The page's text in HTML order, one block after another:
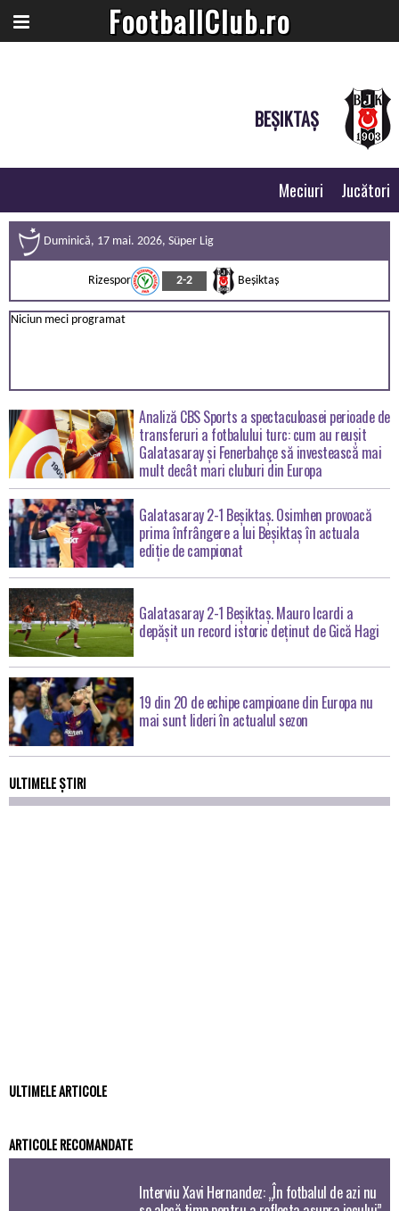
FootballClub.ro
BEȘIKTAȘ
Meciuri Jucători
Duminică, 17 mai. 2026, Süper Lig
Rizespor 2-2 Beșiktaș
Niciun meci programat
Analiză CBS Sports a spectaculoasei perioade de
transferuri a fotbalului turc: cum au reușit
Galatasaray și Fenerbahçe să investească mai
mult decât mari cluburi din Europa
Galatasaray 2-1 Beșiktaș. Osimhen provoacă
prima înfrângere a lui Beșiktaș în actuala
ediție de campionat
Galatasaray 2-1 Beșiktaș. Mauro Icardi a
depășit un record istoric deținut de Gică Hagi
19 din 20 de echipe campioane din Europa nu
mai sunt lideri în actualul sezon
ULTIMELE ȘTIRI
ULTIMELE ARTICOLE
ARTICOLE RECOMANDATE
Interviu Xavi Hernandez: „În fotbalul de azi nu